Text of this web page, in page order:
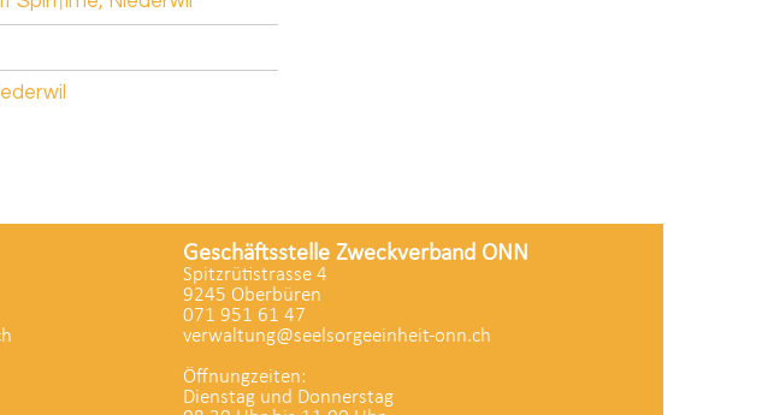
Geschäftsstelle Zweckverband ONN
Spitzrütistrasse 4
9245 Oberbüren
071 951 61 47
verwaltung@seelsorgeeinheit-onn.ch
Öffnungzeiten:
Dienstag und Donnerstag